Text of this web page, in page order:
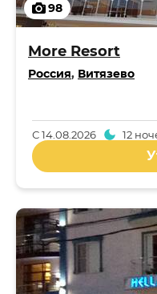
98
More Resort
Россия, Витязево
С14.08.2026 12